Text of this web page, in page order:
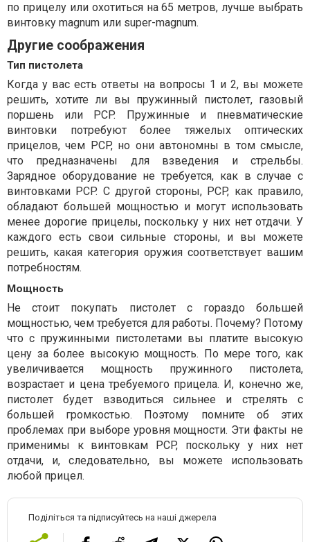
по прицелу или охотиться на 65 метров, лучше выбрать
винтовку magnum или super-magnum.
Другие соображения
Тип пистолета
Когда у вас есть ответы на вопросы 1 и 2, вы можете
решить, хотите ли вы пружинный пистолет, газовый
поршень или PCP. Пружинные и пневматические
винтовки потребуют более тяжелых оптических
прицелов, чем PCP, но они автономны в том смысле,
что предназначены для взведения и стрельбы.
Зарядное оборудование не требуется, как в случае с
винтовками PCP. С другой стороны, PCP, как правило,
обладают большей мощностью и могут использовать
менее дорогие прицелы, поскольку у них нет отдачи. У
каждого есть свои сильные стороны, и вы можете
решить, какая категория оружия соответствует вашим
потребностям.
Мощность
Не стоит покупать пистолет с гораздо большей
мощностью, чем требуется для работы. Почему? Потому
что с пружинными пистолетами вы платите высокую
цену за более высокую мощность. По мере того, как
увеличивается мощность пружинного пистолета,
возрастает и цена требуемого прицела. И, конечно же,
пистолет будет взводиться сильнее и стрелять с
большей громкостью. Поэтому помните об этих
проблемах при выборе уровня мощности. Эти факты не
применимы к винтовкам PCP, поскольку у них нет
отдачи, и, следовательно, вы можете использовать
любой прицел.
Поділіться та підписуйтесь на наші джерела